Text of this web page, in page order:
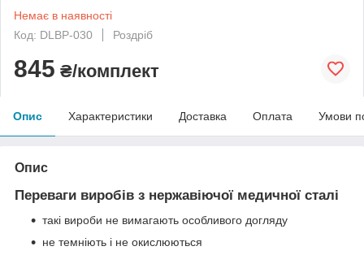
Немає в наявності
Код: DLBP-030
Роздріб
845 ₴/комплект
Опис Характеристики Доставка Оплата Умови
Опис
Переваги виробів з нержавіючої медичної сталі
такі вироби не вимагають особливого догляду
не темніють і не окислюються